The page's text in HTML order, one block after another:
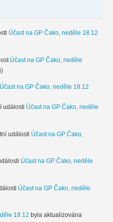
Účast na GP Čako, neděle 18.12
Účast na GP Čako, neděle
Účast na GP Čako, neděle 18.12
události Účast na GP Čako, neděle
události Účast na GP Čako,
Účast na GP Čako, neděle
Účast na GP Čako, neděle
18.12 byla aktualizována